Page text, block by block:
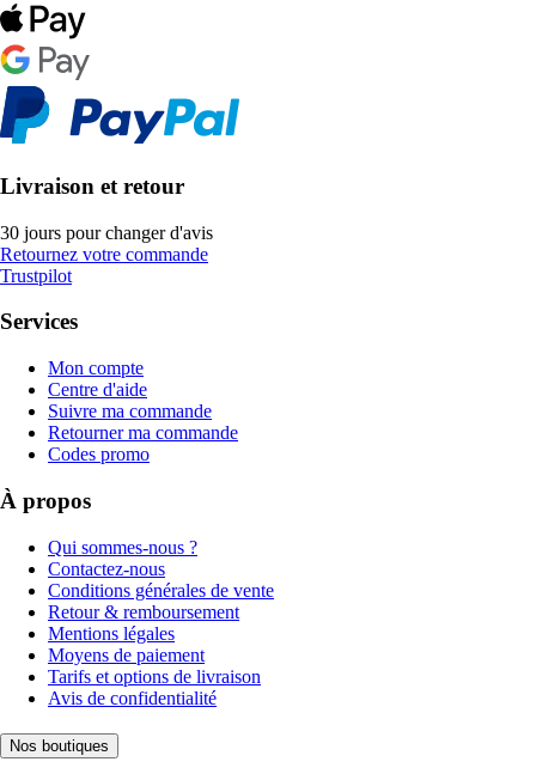
Livraison et retour
30 jours pour changer d'avis
Retournez votre commande
Trustpilot
Services
Mon compte
Centre d'aide
Suivre ma commande
Retourner ma commande
Codes promo
À propos
Qui sommes-nous ?
Contactez-nous
Conditions générales de vente
Retour & remboursement
Mentions légales
Moyens de paiement
Tarifs et options de livraison
Avis de confidentialité
Nos boutiques